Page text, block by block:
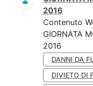
2016
Contenuto
GIORNATA
2016
DANNI DA
DIVIETO DI